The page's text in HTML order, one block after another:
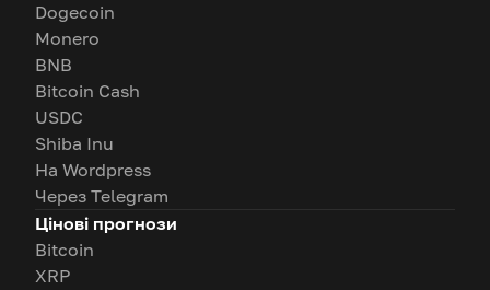
Dogecoin
Monero
BNB
Bitcoin Cash
USDC
Shiba Inu
На Wordpress
Через Telegram
Цінові прогнози
Bitcoin
XRP